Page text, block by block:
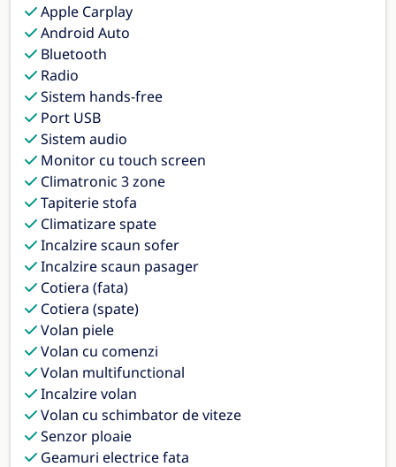
Apple Carplay
Android Auto
Bluetooth
Radio
Sistem hands-free
Port USB
Sistem audio
Monitor cu touch screen
Climatronic 3 zone
Tapiterie stofa
Climatizare spate
Incalzire scaun sofer
Incalzire scaun pasager
Cotiera (fata)
Cotiera (spate)
Volan piele
Volan cu comenzi
Volan multifunctional
Incalzire volan
Volan cu schimbator de viteze
Senzor ploaie
Geamuri electrice fata